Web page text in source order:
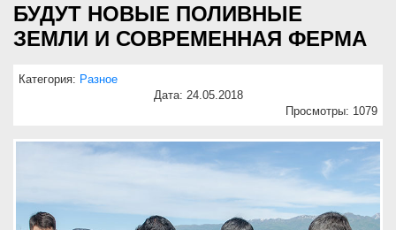
БУДУТ НОВЫЕ ПОЛИВНЫЕ
ЗЕМЛИ И СОВРЕМЕННАЯ ФЕРМА
Категория: Разное
Дата: 24.05.2018
Просмотры: 1079